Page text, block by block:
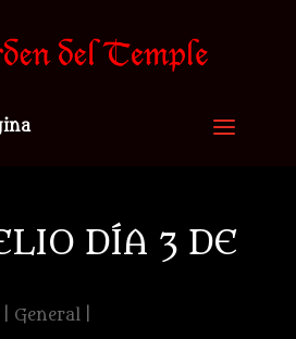
DÍA 3 DE
General|